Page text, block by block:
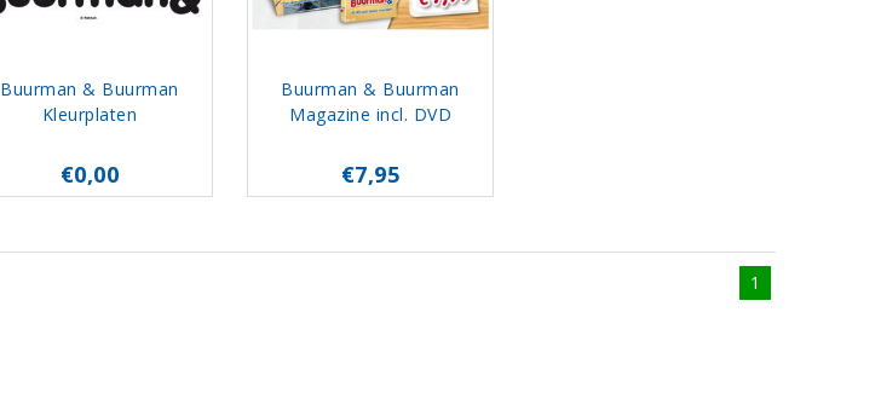
Buurman & Buurman
Kleurplaten
€0,00
Buurman & Buurman
Magazine incl. DVD
€7,95
1